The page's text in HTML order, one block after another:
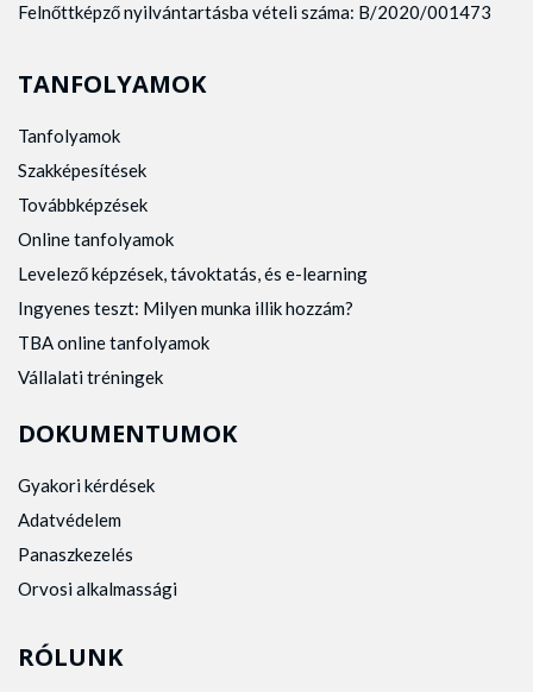
Felnőttképző nyilvántartásba vételi száma: B/2020/001473
TANFOLYAMOK
Tanfolyamok
Szakképesítések
Továbbképzések
Online tanfolyamok
Levelező képzések, távoktatás, és e-learning
Ingyenes teszt: Milyen munka illik hozzám?
TBA online tanfolyamok
Vállalati tréningek
DOKUMENTUMOK
Gyakori kérdések
Adatvédelem
Panaszkezelés
Orvosi alkalmassági
RÓLUNK